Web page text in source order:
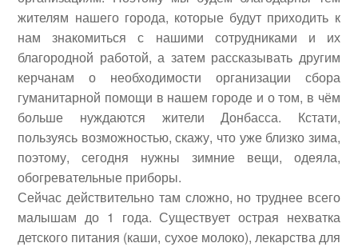
жителям нашего города, которые будут приходить к
нам знакомиться с нашими сотрудниками и их
благородной работой, а затем рассказывать другим
керчанам о необходимости организации сбора
гуманитарной помощи в нашем городе и о том, в чём
больше нуждаются жители Донбасса. Кстати,
пользуясь возможностью, скажу, что уже близко зима,
поэтому, сегодня нужны зимние вещи, одеяла,
обогревательные приборы.
Сейчас действительно там сложно, но труднее всего
малышам до 1 года. Существует острая нехватка
детского питания (каши, сухое молоко), лекарства для